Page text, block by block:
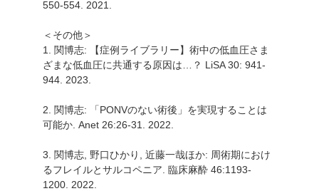
550-554. 2021.
＜その他＞
1. 関博志: 【症例ライブラリー】術中の低血圧さま
ざまな低血圧に共通する原因は…？ LiSA 30: 941-
944. 2023.
2. 関博志: 「PONVのない術後」を実現することは
可能か. Anet 26:26-31. 2022.
3. 関博志, 野口ひかり, 近藤一哉ほか: 周術期におけ
るフレイルとサルコペニア. 臨床麻酔 46:1193-
1200. 2022.